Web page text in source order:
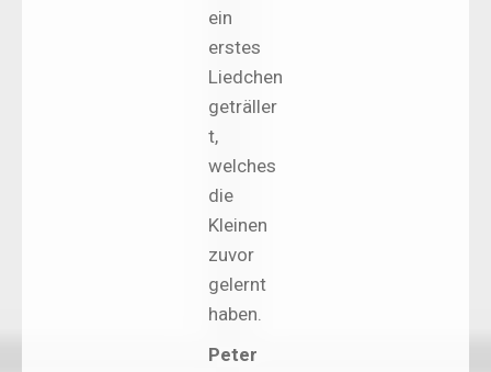
ein
erstes
Liedchen
geträller
t,
welches
die
Kleinen
zuvor
gelernt
haben.
Peter